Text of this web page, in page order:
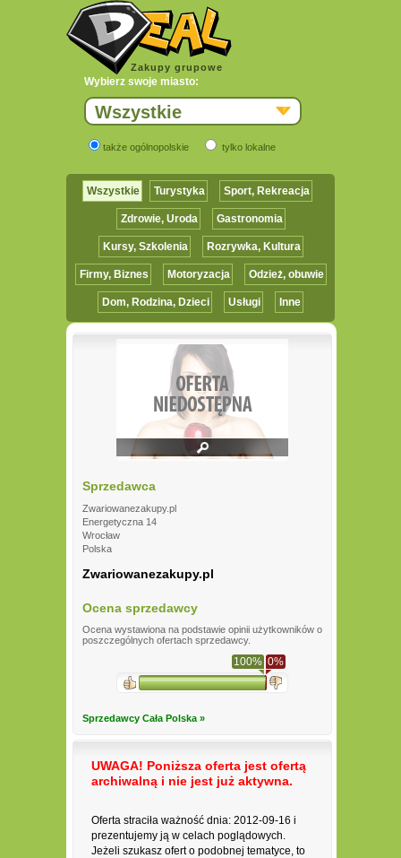
Zakupy grupowe
Wybierz swoje miasto:
Wszystkie
także ogólnopolskie tylko lokalne
Wszystkie Turystyka Sport, Rekreacja
Zdrowie, Uroda Gastronomia
Kursy, Szkolenia Rozrywka, Kultura
Firmy, Biznes Motoryzacja Odzież, obuwie
Dom, Rodzina, Dzieci Usługi Inne
Sprzedawca
Zwariowanezakupy.pl
Energetyczna 14
Wrocław
Polska
Zwariowanezakupy.pl
Ocena sprzedawcy
Ocena wystawiona na podstawie opinii użytkowników o
poszczególnych ofertach sprzedawcy.
100% 0%
Sprzedawcy Cała Polska »
UWAGA! Poniższa oferta jest ofertą
archiwalną i nie jest już aktywna.
Oferta straciła ważność dnia: 2012-09-16 i
prezentujemy ją w celach poglądowych.
Jeżeli szukasz ofert o podobnej tematyce, to